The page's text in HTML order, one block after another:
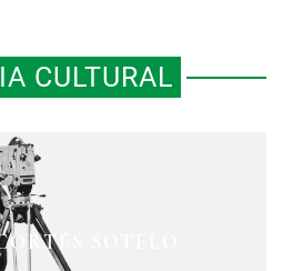
CULTURAL
SOTELO
FRONTERAS
TEPITO PARA EL